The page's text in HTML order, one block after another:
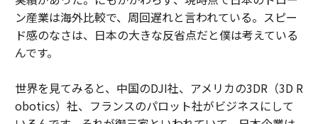
ン産業は海外比較で、周回遅れと言われている。スピー
ド感のなさは、日本の大きな反省点だと僕は考えている
んです。
世界を見てみると、中国のDJI社、アメリカの3DR（3D R
obotics）社、フランスのパロット社がビジネスにして